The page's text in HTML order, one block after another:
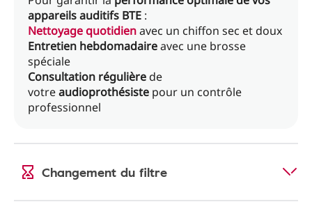
appareils auditifs BTE :
Nettoyage quotidienavec un chiffon sec et doux
Entretien hebdomadaireavec une brosse
spéciale
Consultation régulièrede
votreaudioprothésiste pour un contrôle
professionnel
Changement du filtre